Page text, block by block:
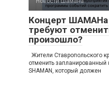
Концерт ШАМАНа
требуют
произошло?
Жители Ставропольского
отменить запланированный
SHAMAN, который должен